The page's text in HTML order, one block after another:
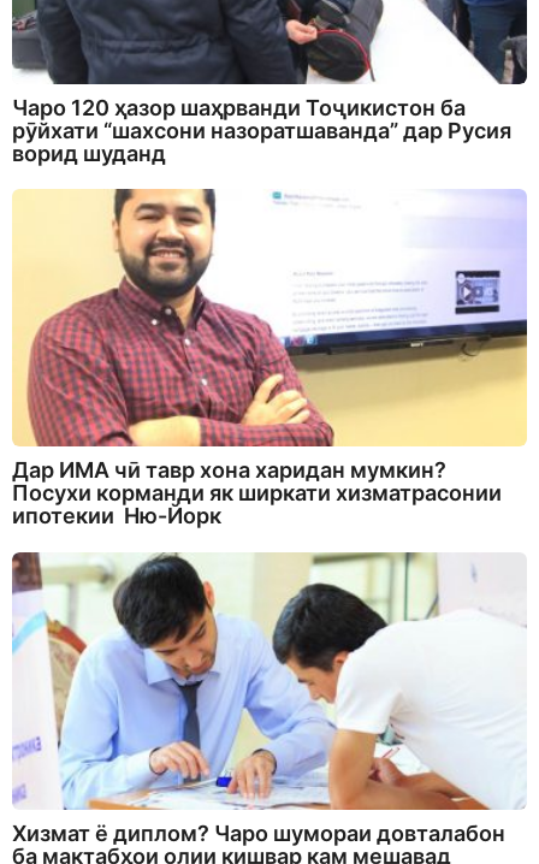
Чаро 120 ҳазор шаҳрванди Тоҷикистон ба
рӯйхати “шахсони назоратшаванда” дар Русия
ворид шуданд
Дар ИМА чӣ тавр хона харидан мумкин?
Посухи корманди як ширкати хизматрасонии
ипотекии Ню-Йорк
Хизмат ё диплом? Чаро шумораи довталабон
ба мактабҳои олии кишвар кам мешавад